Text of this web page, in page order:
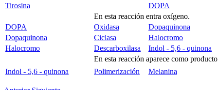
Tirosina
DOPA
En esta reacción entra oxígeno.
DOPA
Oxidasa
Dopaquinona
Dopaquinona
Ciclasa
Halocromo
Halocromo
Descarboxilasa
Indol - 5,6 - quinona
En esta reacción aparece como
Indol - 5,6 - quinona
Polimerización Melanina